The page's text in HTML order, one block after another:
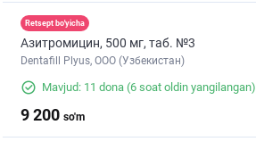
Retsept bo'yicha
Азитромицин, 500 мг, таб. №3
Dentafill Plyus, ООО (Узбекистан)
Mavjud: 11 dona (6 soat oldin yangilangan)
9 200 so'm